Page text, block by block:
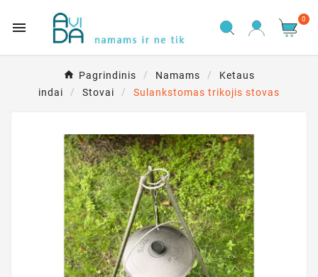

0
Pagrindinis Namams
Ketaus
indai
Stovai Sulankstomas trikojis stovas